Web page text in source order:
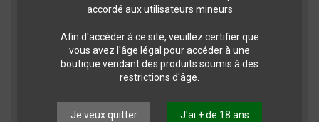
accordé aux utilisateurs mineurs
Afin d'accéder à ce site, veuillez certifier que
vous avez l'âge légal pour accéder à une
boutique vendant des produits soumis à des
restrictions d'âge.
Je veux quitter J'ai + de 18 ans
Vins du Valais
SOLEIL D'OR - Fendant - 0.75 L
Imesch
13,45 CHF